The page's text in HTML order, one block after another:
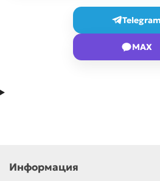
Telegram
MAX
Информация